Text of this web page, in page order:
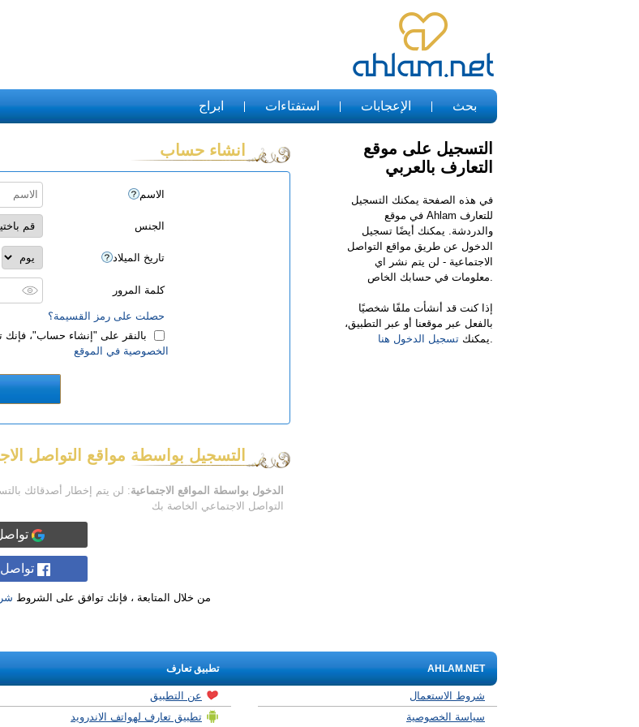
بحث الإعجابات استفتاءات ابراج
التسجيل على موقع
التعارف بالعربي
في هذه الصفحة يمكنك التسجيل
في موقع Ahlam للتعارف
والدردشة. يمكنك أيضًا تسجيل
الدخول عن طريق مواقع التواصل
الاجتماعية - لن يتم نشر اي
معلومات في حسابك الخاص.
إذا كنت قد أنشأت ملفًا شخصيًا
بالفعل عبر موقعنا أو عبر التطبيق،
يمكنك تسجيل الدخول هنا .
انشاء حساب
الاسم
الجنس
تاريخ الميلاد
كلمة المرور
حصلت على رمز القسيمة؟
بالنقر على "‏إنشاء حساب‏"، فإنك
الخصوصية في الموقع
التسجيل بواسطة مواقع التواصل
الدخول بواسطة المواقع الاجتماعية: لن يتم إخطار أصدقائك
التواصل الاجتماعي الخاصة بك
من خلال المتابعة ، فإنك توافق على الشروط
AHLAM.NET تطبيق تعارف
شروط الاستعمال
سياسة الخصوصية
عن التطبيق
تطبيق تعارف لهواتف الاندرويد